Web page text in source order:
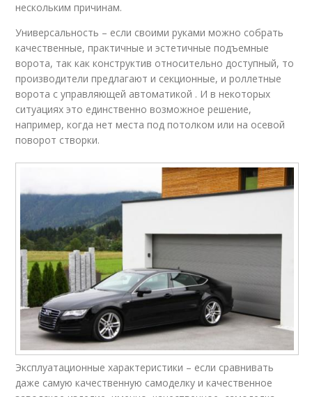
нескольким причинам.
Универсальность – если своими руками можно собрать
качественные, практичные и эстетичные подъемные
ворота, так как конструктив относительно доступный, то
производители предлагают и секционные, и роллетные
ворота с управляющей автоматикой . И в некоторых
ситуациях это единственно возможное решение,
например, когда нет места под потолком или на осевой
поворот створки.
Эксплуатационные характеристики – если сравнивать
даже самую качественную самоделку и качественное